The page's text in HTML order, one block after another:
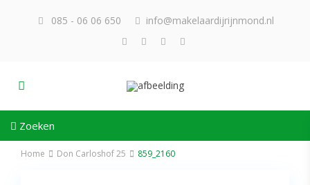
085 - 06 06 650 info@makelaardijrijnmond.nl
Zoeken
Home Don Carloshof 25 859_2160